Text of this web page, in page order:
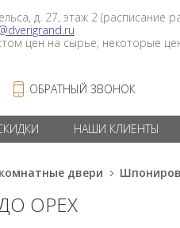
д. 27, этаж 2 (расписание
цен на сырье, некоторые
ОБРАТНЫЙ ЗВОНОК
НАШИ КЛИЕНТЫ
двери
ОРЕХ